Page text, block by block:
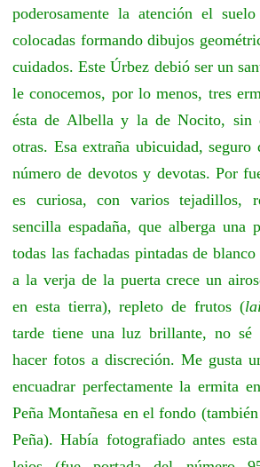
poderosamente la atención el
colocadas formando dibujos
cuidados. Este Úrbez debió ser un
le conocemos, por lo menos, tres
ésta de Albella y la de Nocito, sin
otras. Esa extraña ubicuidad, seguro
número de devotos y devotas. Por
es curiosa, con varios tejadillos,
sencilla espadaña, que alberga una
todas las fachadas pintadas de
a la verja de la puerta crece un
en esta tierra), repleto de frutos (
tarde tiene una luz brillante, no
hacer fotos a discreción. Me gusta
encuadrar perfectamente la ermita
Peña Montañesa en el fondo
Peña). Había fotografiado antes